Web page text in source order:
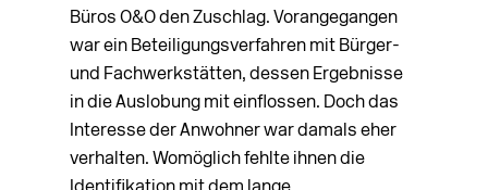
Büros O&O den Zuschlag. Vorangegangen
war ein Beteiligungsverfahren mit Bürger-
und Fachwerkstätten, dessen Ergebnisse
in die Auslobung mit einflossen. Doch das
Interesse der Anwohner war damals eher
verhalten. Womöglich fehlte ihnen die